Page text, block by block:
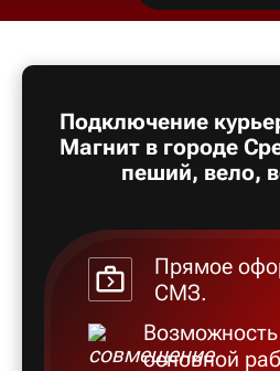
Подключение
Магнит в городе
пеший, вело,
Прямое
СМЗ.
основной